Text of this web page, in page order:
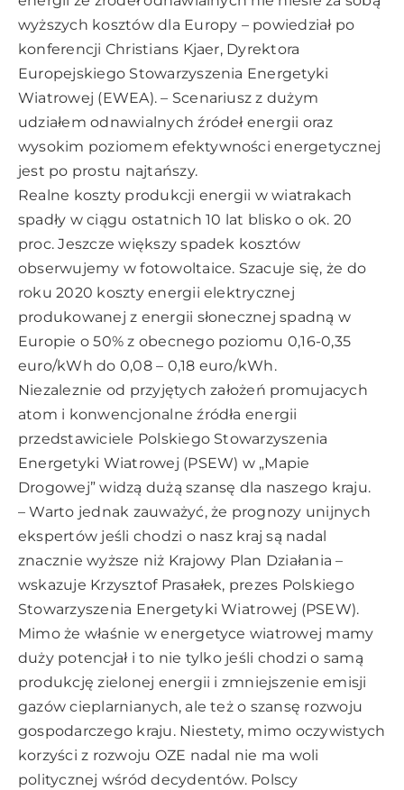
wyższych kosztów dla Europy – powiedział po
konferencji Christians Kjaer, Dyrektora
Europejskiego Stowarzyszenia Energetyki
Wiatrowej (EWEA). – Scenariusz z dużym
udziałem odnawialnych źródeł energii oraz
wysokim poziomem efektywności energetycznej
jest po prostu najtańszy.
Realne koszty produkcji energii w wiatrakach
spadły w ciągu ostatnich 10 lat blisko o ok. 20
proc. Jeszcze większy spadek kosztów
obserwujemy w fotowoltaice. Szacuje się, że do
roku 2020 koszty energii elektrycznej
produkowanej z energii słonecznej spadną w
Europie o 50% z obecnego poziomu 0,16-0,35
euro/kWh do 0,08 – 0,18 euro/kWh.
Niezaleznie od przyjętych założeń promujacych
atom i konwencjonalne źródła energii
przedstawiciele Polskiego Stowarzyszenia
Energetyki Wiatrowej (PSEW) w „Mapie
Drogowej” widzą dużą szansę dla naszego kraju.
– Warto jednak zauważyć, że prognozy unijnych
ekspertów jeśli chodzi o nasz kraj są nadal
znacznie wyższe niż Krajowy Plan Działania –
wskazuje Krzysztof Prasałek, prezes Polskiego
Stowarzyszenia Energetyki Wiatrowej (PSEW).
Mimo że właśnie w energetyce wiatrowej mamy
duży potencjał i to nie tylko jeśli chodzi o samą
produkcję zielonej energii i zmniejszenie emisji
gazów cieplarnianych, ale też o szansę rozwoju
gospodarczego kraju. Niestety, mimo oczywistych
korzyści z rozwoju OZE nadal nie ma woli
politycznej wśród decydentów. Polscy